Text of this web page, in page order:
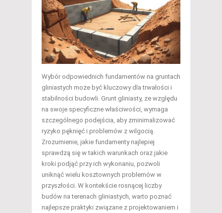
Wybór odpowiednich fundamentów na gruntach
gliniastych może być kluczowy dla trwałości i
stabilności budowli. Grunt gliniasty, ze względu
na swoje specyficzne właściwości, wymaga
szczególnego podejścia, aby zminimalizować
ryzyko pęknięć i problemów z wilgocią.
Zrozumienie, jakie fundamenty najlepiej
sprawdzą się w takich warunkach oraz jakie
kroki podjąć przy ich wykonaniu, pozwoli
uniknąć wielu kosztownych problemów w
przyszłości. W kontekście rosnącej liczby
budów na terenach gliniastych, warto poznać
najlepsze praktyki związane z projektowaniem i